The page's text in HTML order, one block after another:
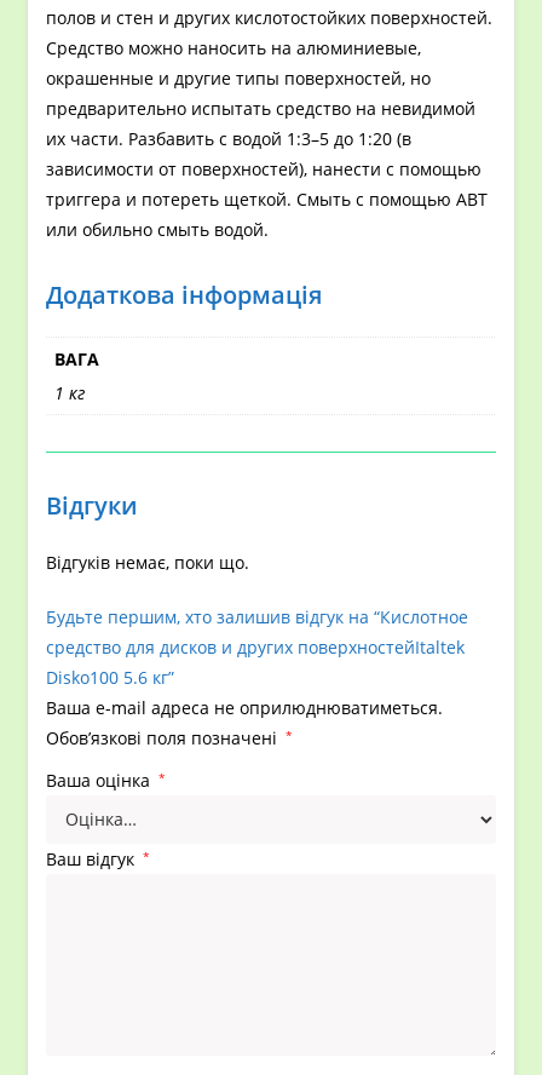
полов и стен и других кислотостойких поверхностей.
Средство можно наносить на алюминиевые,
окрашенные и другие типы поверхностей, но
предварительно испытать средство на невидимой
их части. Разбавить с водой 1:3–5 до 1:20 (в
зависимости от поверхностей), нанести с помощью
триггера и потереть щеткой. Смыть с помощью АВТ
или обильно смыть водой.
Додаткова інформація
ВАГА
1 кг
Відгуки
Відгуків немає, поки що.
Будьте першим, хто залишив відгук на “Кислотное
средство для дисков и других поверхностейItaltek
Disko100 5.6 кг”
Ваша e-mail адреса не оприлюднюватиметься.
Обов’язкові поля позначені
*
Ваша оцінка *
Ваш відгук *